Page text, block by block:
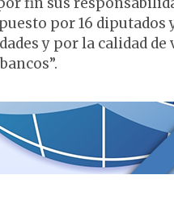
por 16 diputados
y por la calidad de